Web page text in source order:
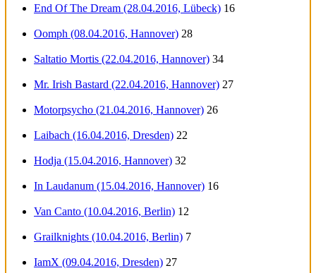
End Of The Dream (28.04.2016, Lübeck) 16
Oomph (08.04.2016, Hannover) 28
Saltatio Mortis (22.04.2016, Hannover) 34
Mr. Irish Bastard (22.04.2016, Hannover) 27
Motorpsycho (21.04.2016, Hannover) 26
Laibach (16.04.2016, Dresden) 22
Hodja (15.04.2016, Hannover) 32
In Laudanum (15.04.2016, Hannover) 16
Van Canto (10.04.2016, Berlin) 12
Grailknights (10.04.2016, Berlin) 7
IamX (09.04.2016, Dresden) 27